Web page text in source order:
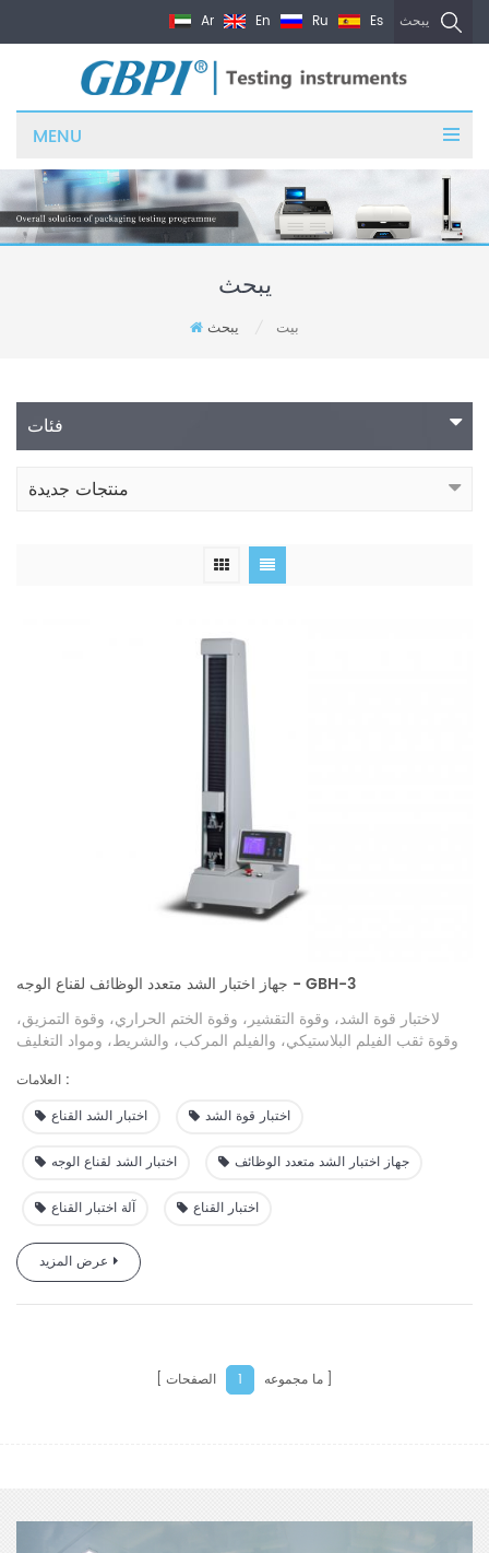
يبحث Ar En Ru Es
MENU
يبحث
بيت يبحث
فئات
منتجات جديدة
جهاز اختبار الشد متعدد الوظائف لقناع الوجه - GBH-3
لاختبار قوة الشد، وقوة التقشير، وقوة الختم الحراري، وقوة التمزيق،
وقوة ثقب الفيلم البلاستيكي، والفيلم المركب، والشريط، ومواد التغليف
التعبئة والتغليف الأخرى
العلامات :
اختبار الشد القناع
اختبار قوة الشد
اختبار الشد لقناع الوجه جهاز اختبار الشد متعدد الوظائف
آلة اختبار القناع اختبار القناع
عرض المزيد
ما مجموعه 1 الصفحات